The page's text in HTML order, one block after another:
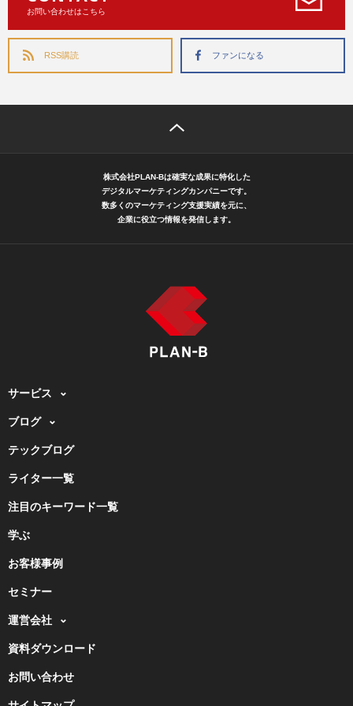
お問い合わせはこちら
RSS購読 ファンになる
株式会社PLAN-Bは確実な成果に特化した
デジタルマーケティングカンパニーです。
数多くのマーケティング支援実績を元に、
企業に役立つ情報を発信します。
サービス
ブログ
テックブログ
ライター一覧
注目のキーワード一覧
学ぶ
お客様事例
セミナー
運営会社
資料ダウンロード
お問い合わせ